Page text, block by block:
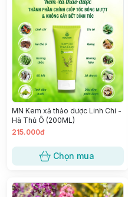
MN Kem xả thảo dược Linh Chi -
Hà Thủ Ô (200ML)
215.000đ
Chọn mua